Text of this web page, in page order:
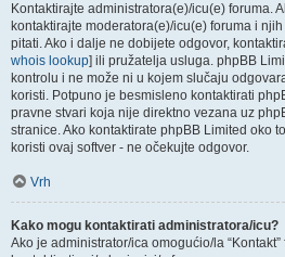
Kontaktirajte administratora(e)/icu(e) foruma.
kontaktirajte moderatora(e)/icu(e) foruma i
pitati. Ako i dalje ne dobijete odgovor,
whois lookup] ili pružatelja usluga. phpBB
kontrolu i ne može ni u kojem slučaju
koristi. Potpuno je besmisleno kontaktirati
pravne stvari koja nije direktno vezana uz
stranice. Ako kontaktirate phpBB Limited oko
koristi ovaj softver - ne očekujte odgovor.
Vrh
Kako mogu kontaktirati administratora/icu?
Ako je administrator/ica omogućio/la